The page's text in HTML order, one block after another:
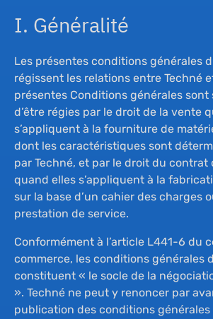
I. Généralité
Les présentes conditions générales
régissent les relations entre Techné
présentes Conditions générales
d’être régies par le droit de la vente
s’appliquent à la fourniture de
dont les caractéristiques sont
par Techné, et par le droit du contrat
quand elles s’appliquent à la
sur la base d’un cahier des charges
prestation de service.
Conformément à l’article L441-6 du
commerce, les conditions générales
constituent « le socle de la
». Techné ne peut y renoncer par
publication des conditions générales